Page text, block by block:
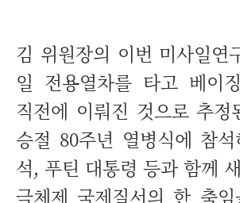
김 위원장의 이번 미사일연
일 전용열차를 타고 베이
직전에 이뤄진 것으로 추정
승절 80주년 열병식에 참
석, 푸틴 대통령 등과 함께
극체제 국제질서의 한 축